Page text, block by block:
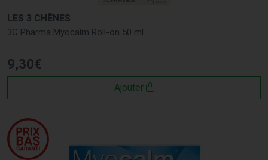
LES 3 CHÊNES
3C Pharma Myocalm Roll-on 50 ml
9,30€
Ajouter